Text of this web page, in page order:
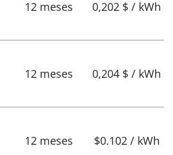
12 meses 0,202 $ / kWh
12 meses 0,204 $ / kWh
12 meses $0.102 / kWh